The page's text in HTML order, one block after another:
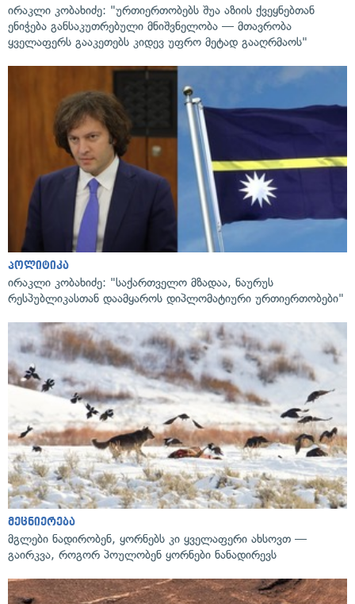
ირაკლი კობახიძე: "ურთიერთობებს შუა აზიის ქვეყნებთან
ენიჭება განსაკუთრებული მნიშვნელობა — მთავრობა
ყველაფერს გააკეთებს კიდევ უფრო მეტად გააღრმაოს"
პოლიტიკა
ირაკლი კობახიძე: "საქართველო მზადაა, ნაურუს
რესპუბლიკასთან დაამყაროს დიპლომატიური ურთიერთობები"
მეცნიერება
მგლები ნადირობენ, ყორნებს კი ყველაფერი ახსოვთ —
გაირკვა, როგორ პოულობენ ყორნები ნანადირევს